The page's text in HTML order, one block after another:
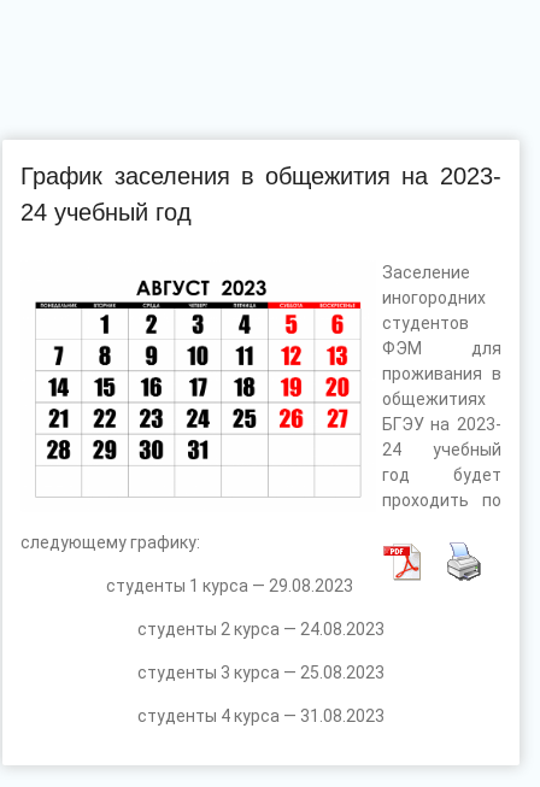
График заселения в общежития на 2023-
24 учебный год
Заселение
иногородних
студентов
ФЭМ для
проживания в
общежитиях
БГЭУ на 2023-
24 учебный
год будет
проходить по
следующему графику:
студенты 1 курса — 29.08.2023
студенты 2 курса — 24.08.2023
студенты 3 курса — 25.08.2023
студенты 4 курса — 31.08.2023